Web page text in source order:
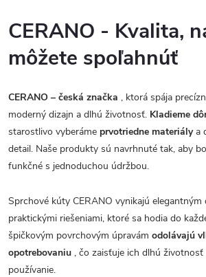
CERANO - Kvalita,
môžete spoľahnúť
CERANO – česká značka , ktorá spája
moderný dizajn a dlhú životnosť. Kladieme
starostlivo vyberáme prvotriedne materiálya
detail. Naše produkty sú navrhnuté tak, aby
funkčné s jednoduchou údržbou.
Sprchové kúty CERANO vynikajú elegantným
praktickými riešeniami, ktoré sa hodia do
špičkovým povrchovým úpravám odolávajú
opotrebovaniu , čo zaisťuje ich dlhú životnosť
používanie.